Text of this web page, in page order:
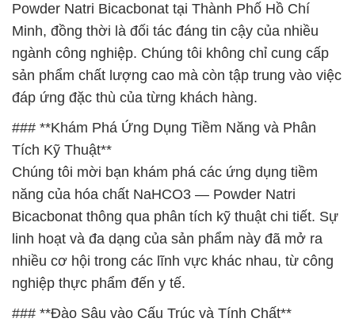
Powder Natri Bicacbonat tại Thành Phố Hồ Chí
Minh, đồng thời là đối tác đáng tin cậy của nhiều
ngành công nghiệp. Chúng tôi không chỉ cung cấp
sản phẩm chất lượng cao mà còn tập trung vào việc
đáp ứng đặc thù của từng khách hàng.
### **Khám Phá Ứng Dụng Tiềm Năng và Phân
Tích Kỹ Thuật**
Chúng tôi mời bạn khám phá các ứng dụng tiềm
năng của hóa chất NaHCO3 — Powder Natri
Bicacbonat thông qua phân tích kỹ thuật chi tiết. Sự
linh hoạt và đa dạng của sản phẩm này đã mở ra
nhiều cơ hội trong các lĩnh vực khác nhau, từ công
nghiệp thực phẩm đến y tế.
### **Đào Sâu vào Cấu Trúc và Tính Chất**